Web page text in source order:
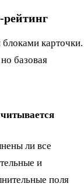
рейтинг
карточки.
базовая
ли все
и
поля